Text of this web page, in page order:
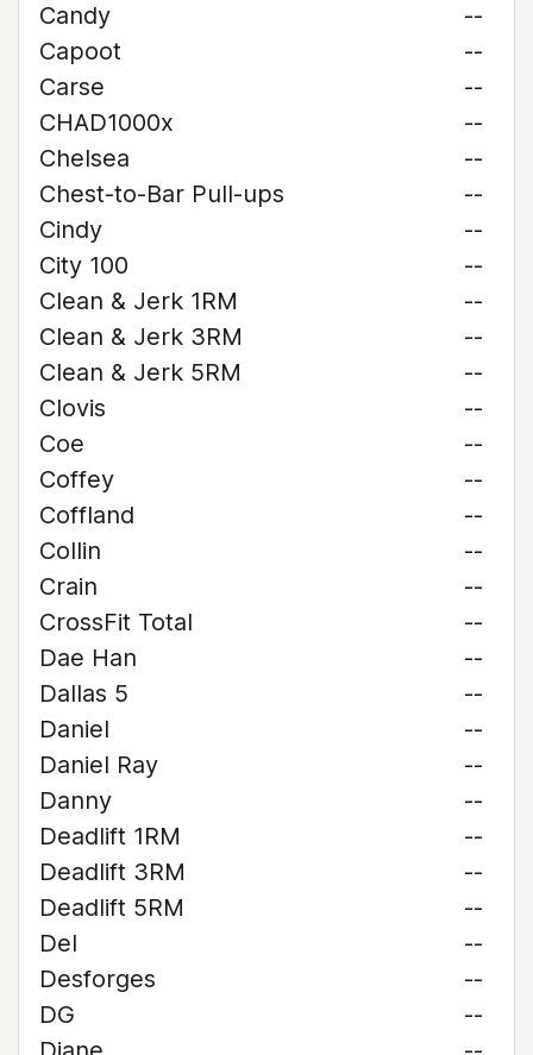
Candy
--
Capoot
--
Carse
--
CHAD1000x
--
Chelsea
--
Chest-to-Bar Pull-ups
--
Cindy
--
City 100
--
Clean & Jerk 1RM
--
Clean & Jerk 3RM
--
Clean & Jerk 5RM
--
Clovis
--
Coe
--
Coffey
--
Coffland
--
Collin
--
Crain
--
CrossFit Total
--
Dae Han
--
Dallas 5
--
Daniel
--
Daniel Ray
--
Danny
--
Deadlift 1RM
--
Deadlift 3RM
--
Deadlift 5RM
--
Del
--
Desforges
--
DG
--